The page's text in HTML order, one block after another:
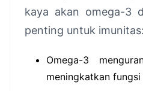
kaya akan omega-3
penting untuk imunitas:
Omega-3
meningkatkan fungsi